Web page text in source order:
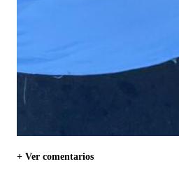
+ Ver comentarios